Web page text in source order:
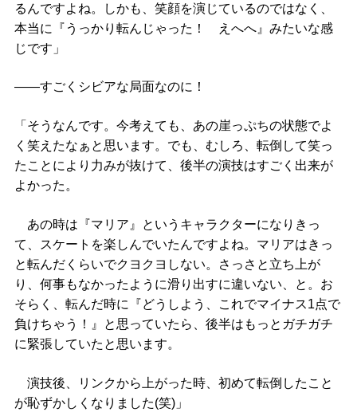
るんですよね。しかも、笑顔を演じているのではなく、
本当に『うっかり転んじゃった！ えへへ』みたいな感
じです」
――すごくシビアな局面なのに！
「そうなんです。今考えても、あの崖っぷちの状態でよ
く笑えたなぁと思います。でも、むしろ、転倒して笑っ
たことにより力みが抜けて、後半の演技はすごく出来が
よかった。
あの時は『マリア』というキャラクターになりきっ
て、スケートを楽しんでいたんですよね。マリアはきっ
と転んだくらいでクヨクヨしない。さっさと立ち上が
り、何事もなかったように滑り出すに違いない、と。お
そらく、転んだ時に『どうしよう、これでマイナス1点で
負けちゃう！』と思っていたら、後半はもっとガチガチ
に緊張していたと思います。
演技後、リンクから上がった時、初めて転倒したこと
が恥ずかしくなりました(笑)」